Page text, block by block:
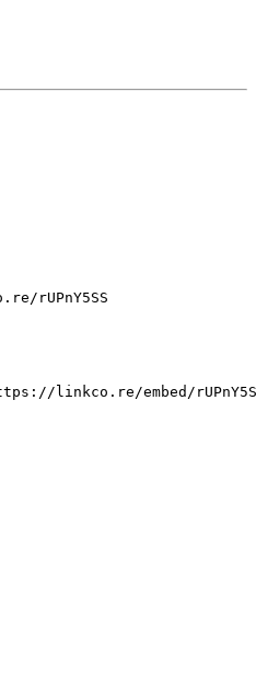
rUPnY5SS
linkco.re/embed/